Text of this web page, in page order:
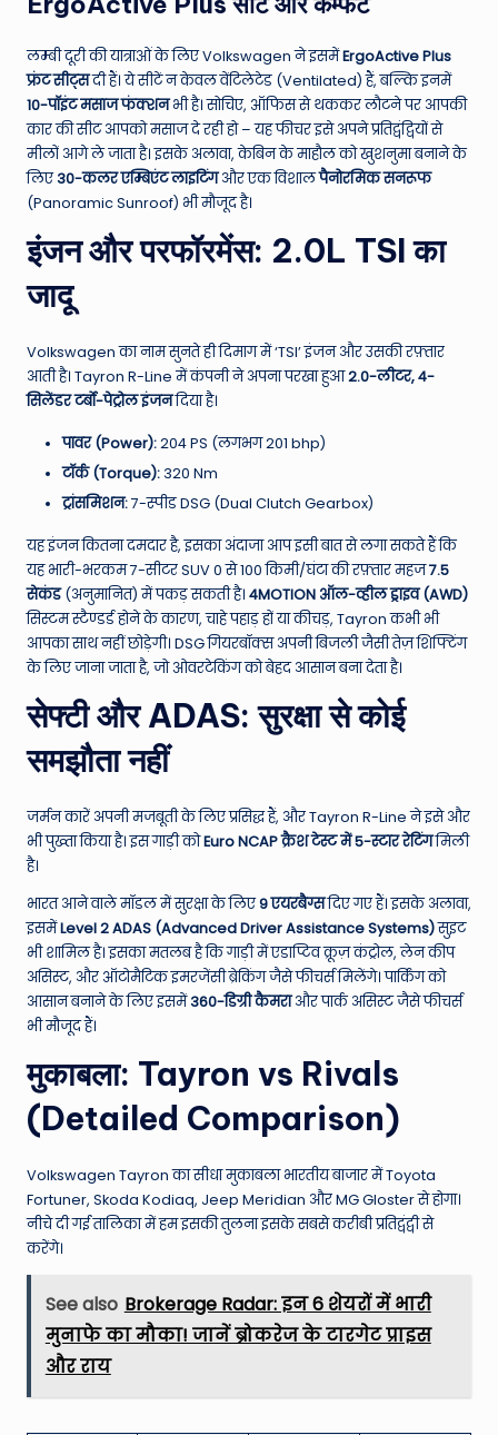
लम्बी दूरी की यात्राओं के लिए Volkswagen ने इसमेंErgoActive Plus
फ्रंट सीट्सदी हैं। ये सीटें न केवल वेंटिलेटेड (Ventilated) हैं, बल्कि इनमें
10-पॉइंट मसाज फंक्शनभी है। सोचिए, ऑफिस से थककर लौटने पर आपकी
कार की सीट आपको मसाज दे रही हो – यह फीचर इसे अपने प्रतिद्वंद्वियों से
मीलों आगे ले जाता है। इसके अलावा, केबिन के माहौल को खुशनुमा बनाने के
लिए30-कलर एम्बिएंट लाइटिंगऔर एक विशालपैनोरमिक सनरूफ
(Panoramic Sunroof) भी मौजूद है।
इंजन और परफॉरमेंस: 2.0L TSI का
जादू
Volkswagen का नाम सुनते ही दिमाग में ‘TSI’ इंजन और उसकी रफ़्तार
आती है। Tayron R-Line में कंपनी ने अपना परखा हुआ2.0-लीटर, 4-
सिलेंडर टर्बो-पेट्रोल इंजनदिया है।
पावर (Power):204 PS (लगभग 201 bhp)
टॉर्क (Torque): 320 Nm
ट्रांसमिशन:7-स्पीड DSG (Dual Clutch Gearbox)
यह इंजन कितना दमदार है, इसका अंदाजा आप इसी बात से लगा सकते हैं कि
यह भारी-भरकम 7-सीटर SUV 0 से 100 किमी/घंटा की रफ़्तार महज7.5
सेकंड(अनुमानित) में पकड़ सकती है। 4MOTION ऑल-व्हील ड्राइव (AWD)
सिस्टम स्टैण्डर्ड होने के कारण, चाहे पहाड़ हों या कीचड़, Tayron कभी भी
आपका साथ नहीं छोड़ेगी। DSG गियरबॉक्स अपनी बिजली जैसी तेज़ शिफ्टिंग
के लिए जाना जाता है, जो ओवरटेकिंग को बेहद आसान बना देता है।
सेफ्टी और ADAS: सुरक्षा से कोई
समझौता नहीं
जर्मन कारें अपनी मजबूती के लिए प्रसिद्ध हैं, और Tayron R-Line ने इसे और
भी पुख्ता किया है। इस गाड़ी कोEuro NCAP क्रैश टेस्ट में 5-स्टार रेटिंगमिली
है।
भारत आने वाले मॉडल में सुरक्षा के लिए9 एयरबैग्सदिए गए हैं। इसके अलावा,
इसमेंLevel 2 ADAS (Advanced Driver Assistance Systems)सुइट
भी शामिल है। इसका मतलब है कि गाड़ी में एडाप्टिव क्रूज़ कंट्रोल, लेन कीप
असिस्ट, और ऑटोमैटिक इमरजेंसी ब्रेकिंग जैसे फीचर्स मिलेंगे। पार्किंग को
आसान बनाने के लिए इसमें360-डिग्री कैमराऔर पार्क असिस्ट जैसे फीचर्स
भी मौजूद हैं।
मुकाबला: Tayron vs Rivals
(Detailed Comparison)
Volkswagen Tayron का सीधा मुकाबला भारतीय बाजार में Toyota
Fortuner, Skoda Kodiaq, Jeep Meridian और MG Gloster से होगा।
नीचे दी गई तालिका में हम इसकी तुलना इसके सबसे करीबी प्रतिद्वंद्वी से
करेंगे।
See also Brokerage Radar: इन 6 शेयरों में भारी
मुनाफे का मौका! जानें ब्रोकरेज के टारगेट प्राइस
और राय